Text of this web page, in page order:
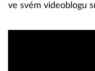
ve svém videoblogu